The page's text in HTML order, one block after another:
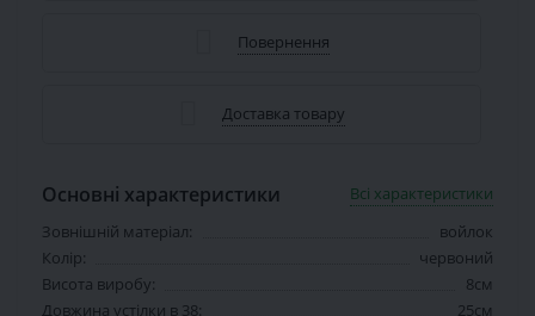
Повернення
Доставка товару
Основні характеристики
Всі характеристики
Зовнішній матеріал:
войлок
Колір:
червоний
Висота виробу:
8см
Довжина устілки в 38:
25см